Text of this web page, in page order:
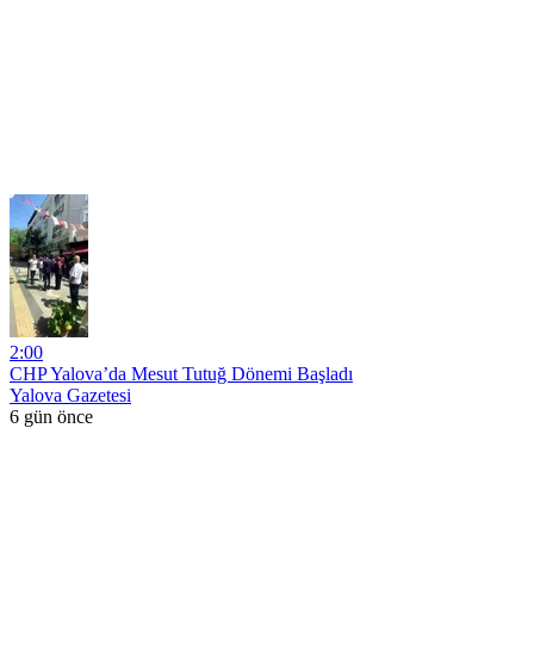
2:00
CHP Yalova’da Mesut Tutuğ Dönemi Başladı
Yalova Gazetesi
6 gün önce